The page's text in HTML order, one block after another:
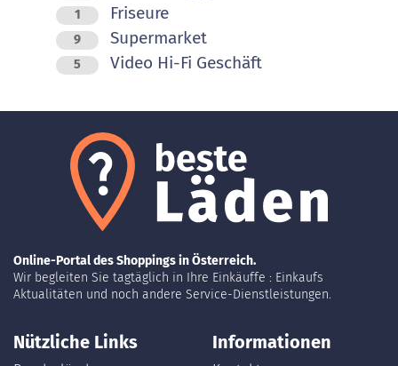
1 Friseure
9 Supermarket
5 Video Hi-Fi Geschäft
Online-Portal des Shoppings in Österreich.
Wir begleiten Sie tagtäglich in Ihre Einkäuffe : Einkaufs
Aktualitäten und noch andere Service-Dienstleistungen.
Nützliche Links Informationen